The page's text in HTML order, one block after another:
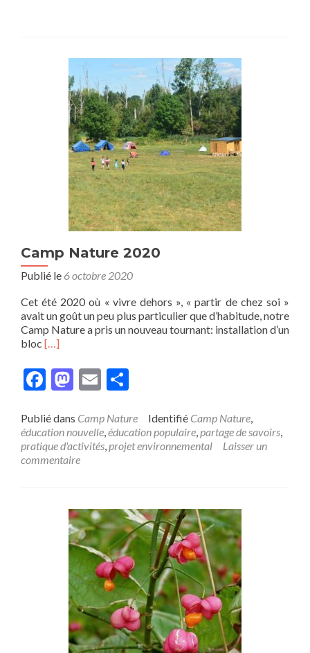
places
max)
Camp Nature 2020
Publié le 6 octobre 2020
Cet été 2020 où « vivre dehors », « partir de chez soi »
avait un goût un peu plus particulier que d’habitude, notre
Camp Nature a pris un nouveau tournant: installation d’un
bloc En
plus
surCamp
2020
[…]
Facebook
Mastodon
Email
Publié dans Camp Nature Identifié Camp Nature,
éducation nouvelle,éducation populaire,partage de savoirs,
pratique d'activités,projet environnemental
Laisser un
commentaire